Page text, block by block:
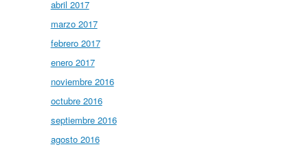
abril 2017
marzo 2017
febrero 2017
enero 2017
noviembre 2016
octubre 2016
septiembre 2016
agosto 2016